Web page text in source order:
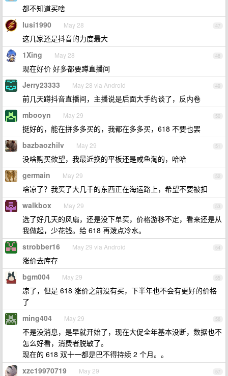
都不知道买啥
47
lusi1990 May 28
这几家还是抖音的力度最大
48
1Xing May 28
现在好价 好多都要蹲直播间
49
Jerry23333 May 28 via Android
前几天蹲抖音直播间，主播说是后面大手约谈了，反内卷
50
mbooyn May 29
挺好的，能在拼多多买的，我都在多多买，618 不要也罢
51
bazbaozhilv May 29
没啥购买欲望，我最近换的平板还是咸鱼淘的，哈哈
52
germain May 29
啥凉了？我买了大几千的东西正在海运路上，希望不要被扣
53
walkbox May 29
选了好几天的风扇，还是没下单买，价格游移不定，看来还是从
我做起，少花钱。给 618 再泼点冷水。
54
strobber16 May 29 via Android
涨价去库存
55
bgm004 May 29
凉了，但是 618 涨价之前没有买，下半年也不会有更好的价格
了
56
ming404 May 29
不是没消息，是早就开始了，现在大促全年基本没断，数据也不
怎么好看，消费者脱敏了。
现在的 618 双十一都是巴不得持续 2 个月。。
57
xzc19970719 May 29